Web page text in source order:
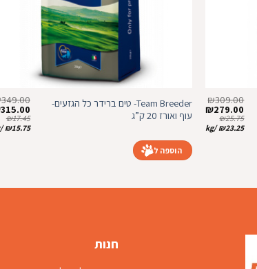
₪309.00
המחיר
המקורי
היה:
₪279.00 המחיר
הנוכחי
הוא:
₪279.00.
₪25.75
₪23.25
/
kg
Team Breeder- טים ברידר כל הגזעים-
עוף ואורז 20 ק”ג
349.00
המחיר
המקורי
היה:
315.00
₪17.45
₪15.75
/
הוספה לסל
חנות